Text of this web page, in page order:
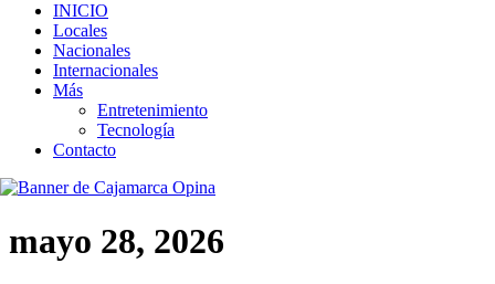
INICIO
Locales
Nacionales
Internacionales
Más
Entretenimiento
Tecnología
Contacto
mayo 28, 2026